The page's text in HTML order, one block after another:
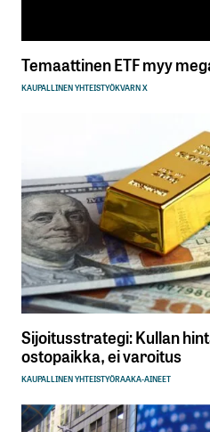
Temaattinen ETF myy
KAUPALLINEN YHTEISTYÖKVARN X
Sijoitusstrategi: Kullan
ostopaikka, ei varoitus
KAUPALLINEN YHTEISTYÖRAAKA-AINEET